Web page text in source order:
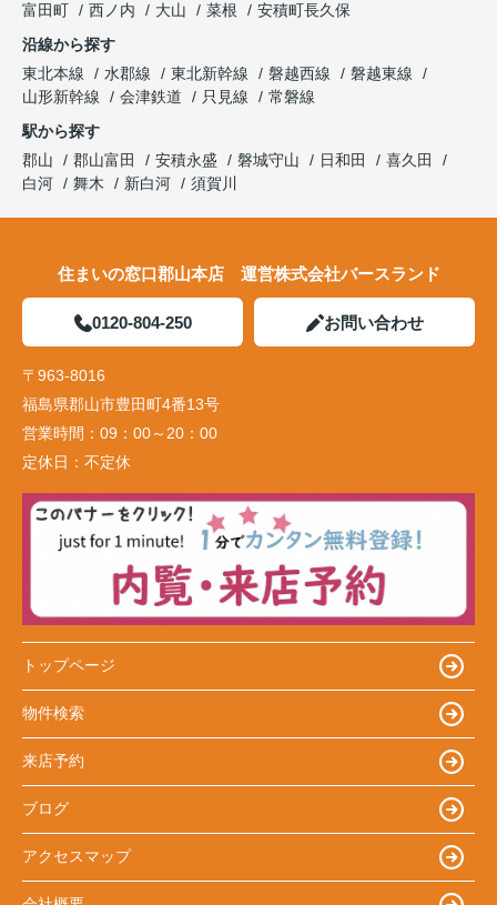
富田町
西ノ内 大山 菜根
安積町長久保
沿線から探す
東北本線
水郡線 東北新幹線 磐越西線
磐越東線
山形新幹線
会津鉄道 只見線
常磐線
駅から探す
郡山
郡山富田 安積永盛 磐城守山 日和田
喜久田
白河
舞木 新白河 須賀川
住まいの窓口郡山本店 運営株式会社バースランド
0120-804-250 お問い合わせ
〒963-8016
福島県郡山市豊田町4番13号
営業時間： 09：00～20：00
定休日： 不定休
トップページ
物件検索
来店予約
ブログ
アクセスマップ